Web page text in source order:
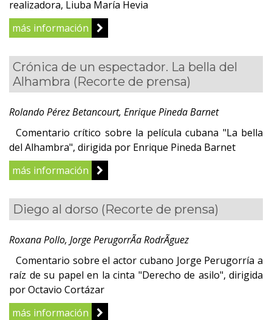
realizadora, Liuba María Hevia
más información
Crónica de un espectador. La bella del
Alhambra (Recorte de prensa)
Rolando Pérez Betancourt, Enrique Pineda Barnet
Comentario crítico sobre la película cubana "La bella
del Alhambra", dirigida por Enrique Pineda Barnet
más información
Diego al dorso (Recorte de prensa)
Roxana Pollo, Jorge PerugorrÃ­a RodrÃ­guez
Comentario sobre el actor cubano Jorge Perugorría a
raíz de su papel en la cinta "Derecho de asilo", dirigida
por Octavio Cortázar
más información